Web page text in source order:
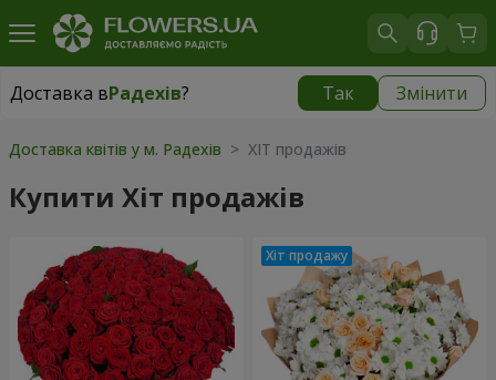
Доставка вРадехів? Так Змінити
Доставка вРадехів|
Доставка квітів у м. Радехів > ХІТ продажів
Купити Хіт продажів